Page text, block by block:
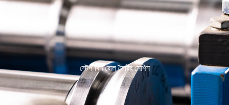
স্টেপ বিম রোল তৈরির মেশিন